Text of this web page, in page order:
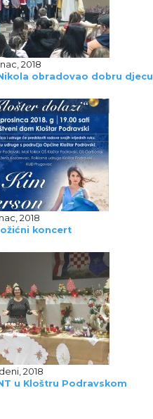
2018
obradovao dobru djecu
2018
koncert
2018
u Kloštru Podravskom